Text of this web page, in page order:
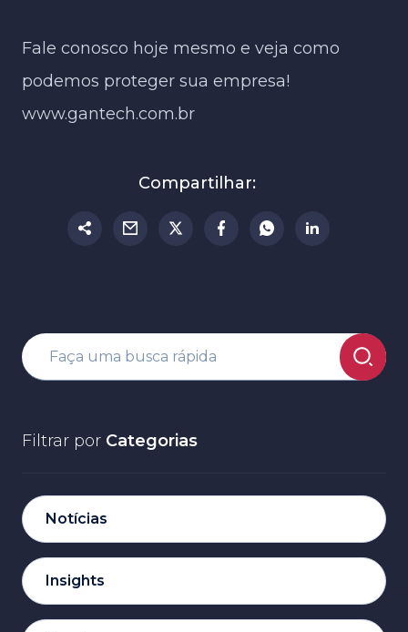
Fale conosco hoje mesmo e veja como
podemos proteger sua empresa!
www.gantech.com.br
Compartilhar:
Filtrar por Categorias
Notícias
Insights